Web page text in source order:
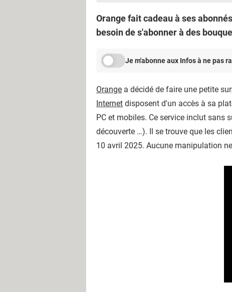
Orange fait cadeau à ses
besoin de s'abonner à des
Je m'abonne aux Infos à ne pas
Orange a décidé de faire une petite
Internet disposent d'un accès à sa
PC et mobiles. Ce service inclut sans
découverte …). Il se trouve que les
10 avril 2025. Aucune manipulation